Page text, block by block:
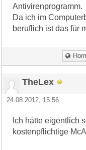
Antivirenprogramm.
Da ich im
beruflich ist das für
TheLex
24.08.2012, 15:56
Ich hätte eigentlich
kostenpflichtige